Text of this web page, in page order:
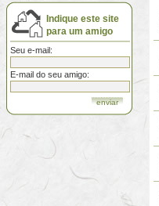
Indique este site
para um amigo
Seu e-mail:
E-mail do seu amigo: